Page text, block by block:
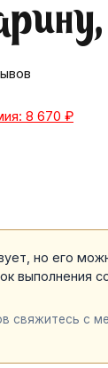
8 670 ₽
но его
выполнения
свяжитесь с